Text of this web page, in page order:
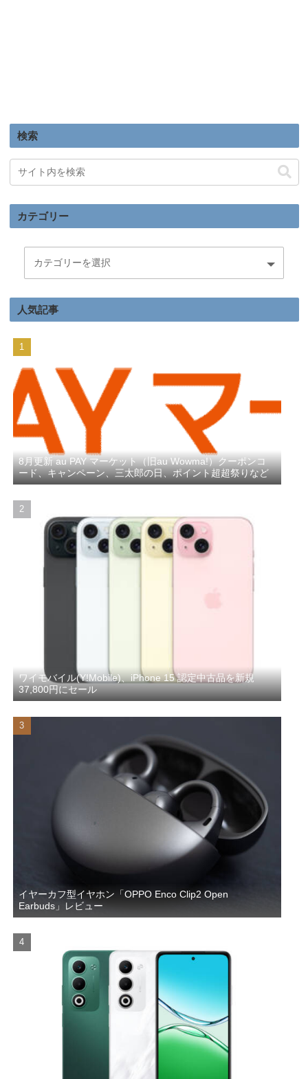
検索
カテゴリー
人気記事
8月更新 au PAY マーケット（旧au Wowma!）クーポンコ
ード、キャンペーン、三太郎の日、ポイント超超祭りなど
ワイモバイル(Y!Mobile)、iPhone 15 認定中古品を新規
37,800円にセール
イヤーカフ型イヤホン「OPPO Enco Clip2 Open
Earbuds」レビュー